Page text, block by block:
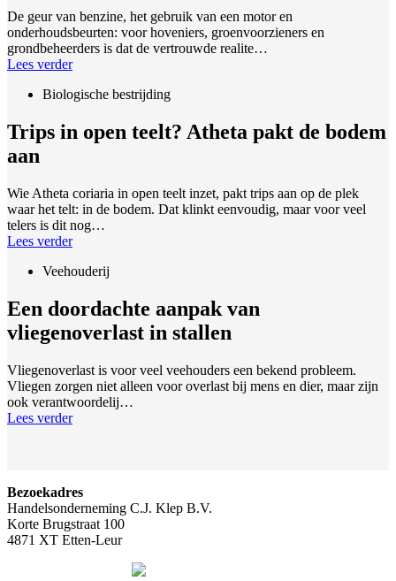
De geur van benzine, het gebruik van een motor en
onderhoudsbeurten: voor hoveniers, groenvoorzieners en
grondbeheerders is dat de vertrouwde realite…
Lees verder
Biologische bestrijding
Trips in open teelt? Atheta pakt de bodem
aan
Wie Atheta coriaria in open teelt inzet, pakt trips aan op de plek
waar het telt: in de bodem. Dat klinkt eenvoudig, maar voor veel
telers is dit nog…
Lees verder
Veehouderij
Een doordachte aanpak van
vliegenoverlast in stallen
Vliegenoverlast is voor veel veehouders een bekend probleem.
Vliegen zorgen niet alleen voor overlast bij mens en dier, maar zijn
ook verantwoordelij…
Lees verder
Bezoekadres
Handelsonderneming C.J. Klep B.V.
Korte Brugstraat 100
4871 XT Etten-Leur